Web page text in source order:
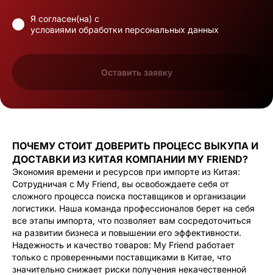
Я согласен(на) с
условиями обработки персональных данных
Оставить заявку
ПОЧЕМУ СТОИТ ДОВЕРИТЬ ПРОЦЕСС ВЫКУПА И
ДОСТАВКИ ИЗ КИТАЯ КОМПАНИИ MY FRIEND?
Экономия времени и ресурсов при импорте из Китая:
Сотрудничая с My Friend, вы освобождаете себя от
сложного процесса поиска поставщиков и организации
логистики. Наша команда профессионалов берет на себя
все этапы импорта, что позволяет вам сосредоточиться
на развитии бизнеса и повышении его эффективности.
Надежность и качество товаров: My Friend работает
только с проверенными поставщиками в Китае, что
значительно снижает риски получения некачественной